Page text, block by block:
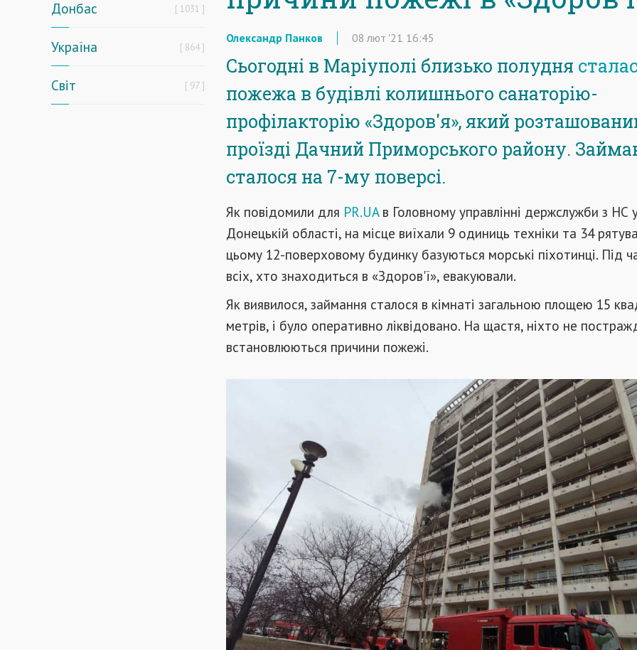
Донбас 1031
Україна 864
Світ 97
Олександр Панков 08 лют '21 16:45
Сьогодні в Маріуполі близько полудня
пожежа в будівлі колишнього санаторію-
профілакторію «Здоров'я», який
проїзді Дачний Приморського району.
сталося на 7-му поверсі.
Як повідомили для PR.UAв Головному управлінні держслужби з НС
Донецькій області, на місце виїхали 9 одиниць техніки та 34
цьому 12-поверховому будинку базуються морські піхотинці. Під
всіх, хто знаходиться в «Здоров'ї», евакуювали.
Як виявилося, займання сталося в кімнаті загальною площею 15
метрів, і було оперативно ліквідовано. На щастя, ніхто не
встановлюються причини пожежі.